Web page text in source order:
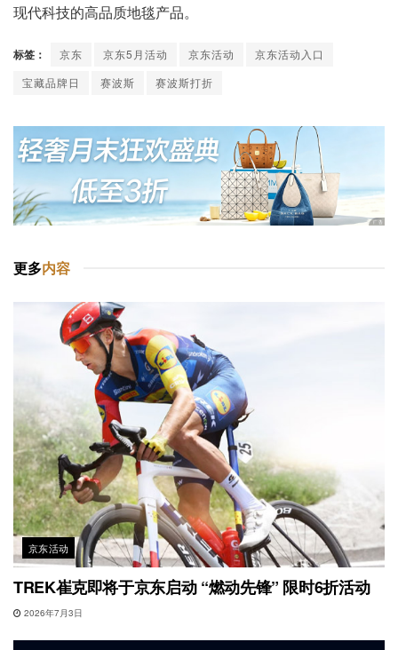
现代科技的高品质地毯产品。
标签： 京东 京东5月活动 京东活动
京东活动入口
宝藏品牌日
赛波斯 赛波斯打折
更多内容
京东活动
TREK崔克即将于京东启动 “燃动先锋” 限时6折活动
2026年7月3日